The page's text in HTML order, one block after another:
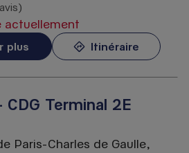
sur 5
actuellement
plus Itinéraire
CDG Terminal 2E
Paris-Charles de Gaulle,